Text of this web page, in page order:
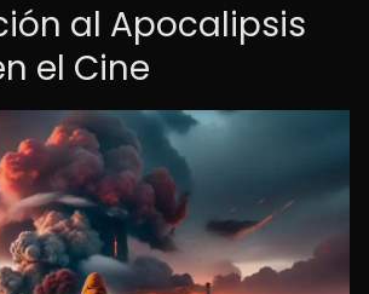
al Apocalipsis
el Cine